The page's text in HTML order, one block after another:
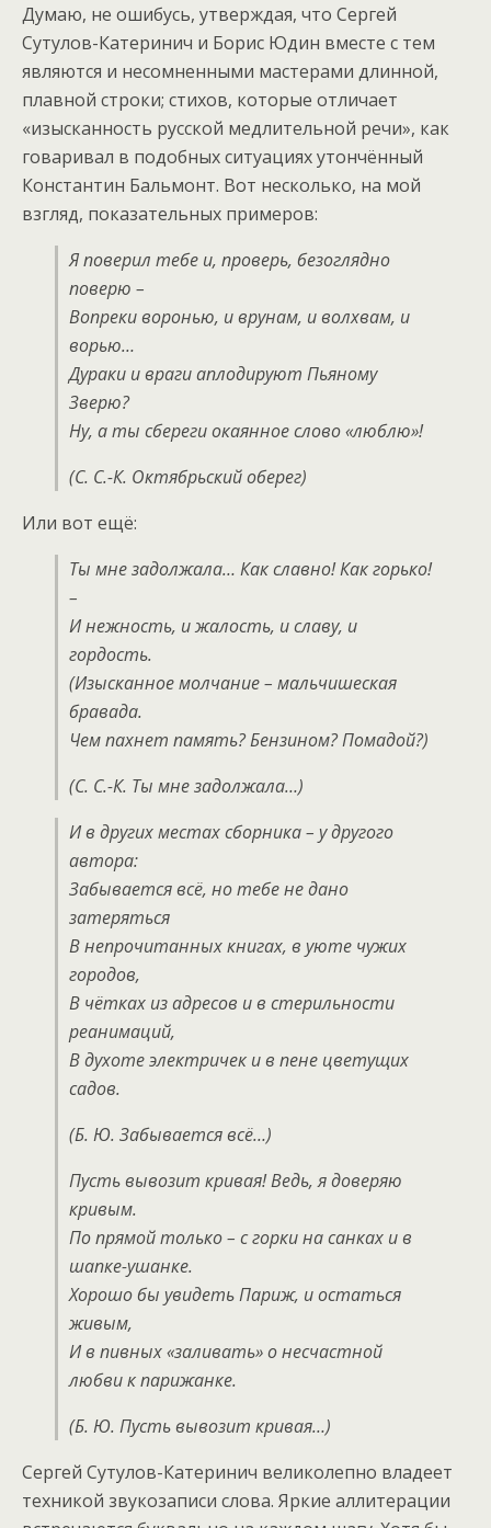
Думаю, не ошибусь, утверждая, что Сергей
Сутулов-Катеринич и Борис Юдин вместе с тем
являются и несомненными мастерами длинной,
плавной строки; стихов, которые отличает
«изысканность русской медлительной речи», как
говаривал в подобных ситуациях утончённый
Константин Бальмонт. Вот несколько, на мой
взгляд, показательных примеров:
Я поверил тебе и, проверь, безоглядно
поверю –
Вопреки воронью, и врунам, и волхвам, и
ворью…
Дураки и враги аплодируют Пьяному
Зверю?
Ну, а ты сбереги окаянное слово «люблю»!
(С. С.-К. Октябрьский оберег)
Или вот ещё:
Ты мне задолжала… Как славно! Как горько!
–
И нежность, и жалость, и славу, и
гордость.
(Изысканное молчание – мальчишеская
бравада.
Чем пахнет память? Бензином? Помадой?)
(С. С.-К. Ты мне задолжала…)
И в других местах сборника – у другого
автора:
Забывается всё, но тебе не дано
затеряться
В непрочитанных книгах, в уюте чужих
городов,
В чётках из адресов и в стерильности
реанимаций,
В духоте электричек и в пене цветущих
садов.
(Б. Ю. Забывается всё…)
Пусть вывозит кривая! Ведь, я доверяю
кривым.
По прямой только – с горки на санках и в
шапке-ушанке.
Хорошо бы увидеть Париж, и остаться
живым,
И в пивных «заливать» о несчастной
любви к парижанке.
(Б. Ю. Пусть вывозит кривая…)
Сергей Сутулов-Катеринич великолепно владеет
техникой звукозаписи слова. Яркие аллитерации